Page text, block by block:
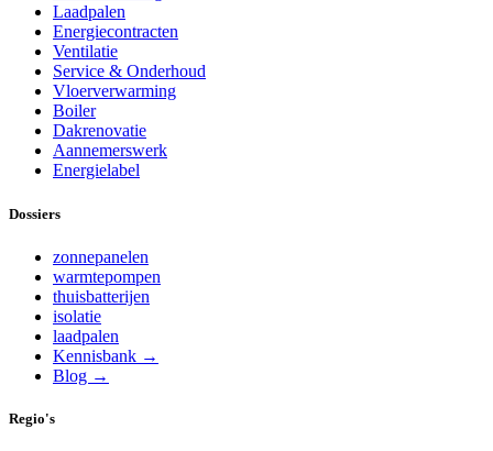
Laadpalen
Energiecontracten
Ventilatie
Service & Onderhoud
Vloerverwarming
Boiler
Dakrenovatie
Aannemerswerk
Energielabel
Dossiers
zonnepanelen
warmtepompen
thuisbatterijen
isolatie
laadpalen
Kennisbank →
Blog →
Regio's